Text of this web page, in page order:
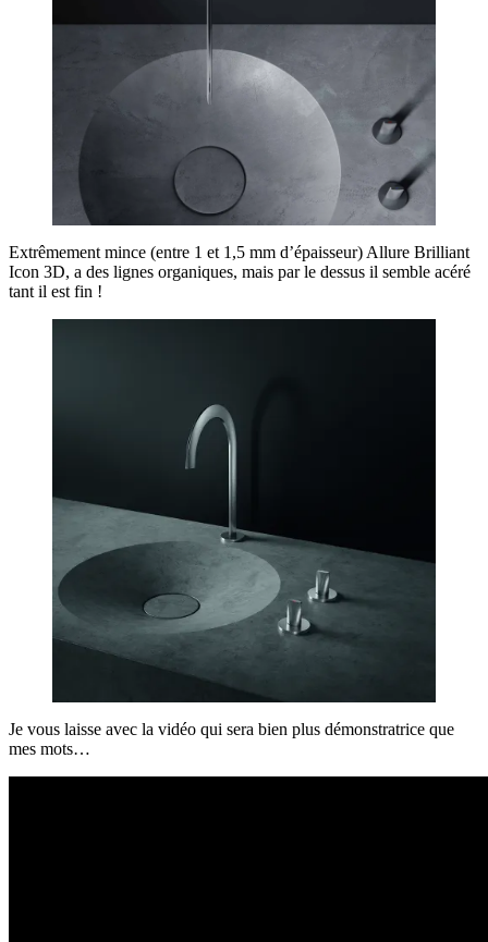
Extrêmement mince (entre 1 et 1,5 mm d’épaisseur) Allure Brilliant
Icon 3D, a des lignes organiques, mais par le dessus il semble acéré
tant il est fin !
Je vous laisse avec la vidéo qui sera bien plus démonstratrice que
mes mots…